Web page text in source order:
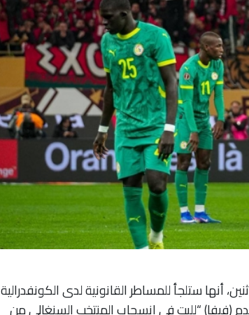
أنها ستلجأ للمساطر القانونية لدى الكونفدرالية
(فيفا) “للبت في انسحاب المنتخب السنغالي من